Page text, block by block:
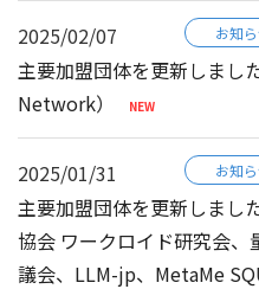
2025/02/07 お知
主要加盟団体を更新しま
Network）
2025/01/31 お知
主要加盟団体を更新しまし
協会 ワークロイド研究会
議会、LLM-jp、MetaMe